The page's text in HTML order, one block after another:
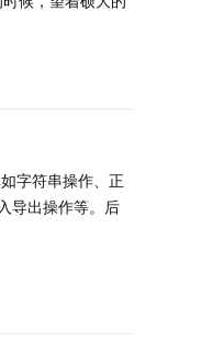
字符串操作、正
导出操作等。后